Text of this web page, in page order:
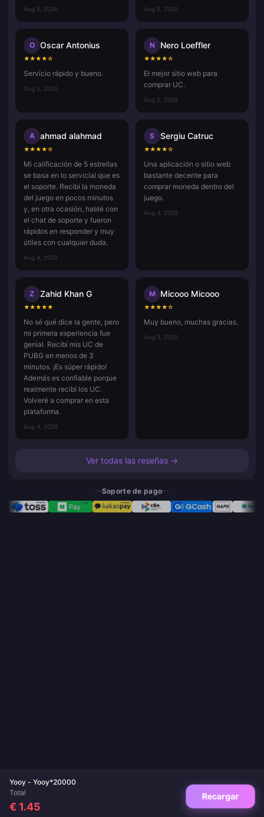
Yooy - Yooy*20000
Total
€ 1.45
Recargar
Aug 5, 2026 Aug 5, 2026
O Oscar Antonius
★★★★☆
Servicio rápido y bueno.
Aug 5, 2026
N Nero Loeffler
★★★★☆
El mejor sitio web para
comprar UC.
Aug 5, 2026
A ahmad alahmad
★★★★☆
Mi calificación de 5 estrellas
se basa en lo servicial que es
el soporte. Recibí la moneda
del juego en pocos minutos
y, en otra ocasión, hablé con
el chat de soporte y fueron
rápidos en responder y muy
útiles con cualquier duda.
Aug 4, 2026
S Sergiu Catruc
★★★★☆
Una aplicación o sitio web
bastante decente para
comprar moneda dentro del
juego.
Aug 4, 2026
Z Zahid Khan G
★★★★★
No sé qué dice la gente, pero
mi primera experiencia fue
genial. Recibí mis UC de
PUBG en menos de 3
minutos. ¡Es súper rápido!
Además es confiable porque
realmente recibí los UC.
Volveré a comprar en esta
plataforma.
Aug 4, 2026
M Micooo Micooo
★★★★☆
Muy bueno, muchas gracias.
Aug 3, 2026
Ver todas las reseñas →
Soporte de pago